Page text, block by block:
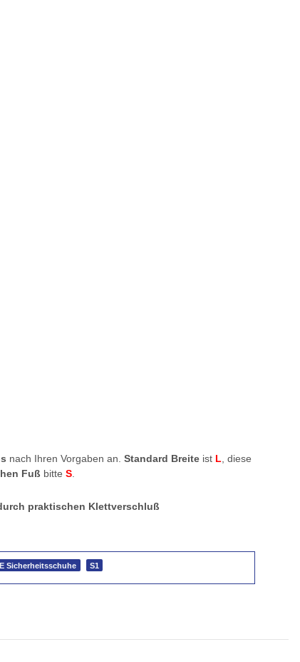
nach Ihren Vorgaben an. Standard Breite ist L , diese
Fuß bitte S
praktischen Klettverschluß
Sicherheitsschuhe S1